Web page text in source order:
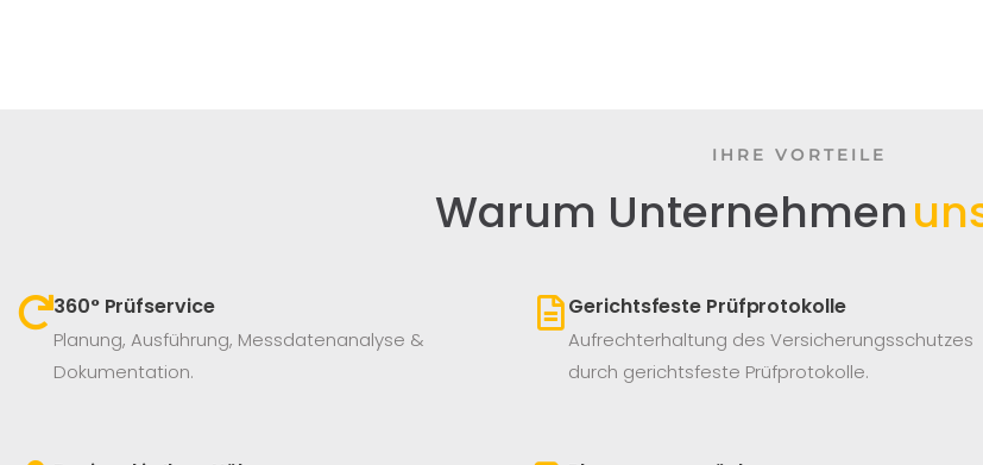
IHRE VORTEILE
Warum Unternehmen
360° Prüfservice​
Planung, Ausführung, Messdatenanalyse &
Dokumentation.
Gerichtsfeste Prüfprotokolle
Aufrechterhaltung des Versicherungsschutzes
durch gerichtsfeste Prüfprotokolle.